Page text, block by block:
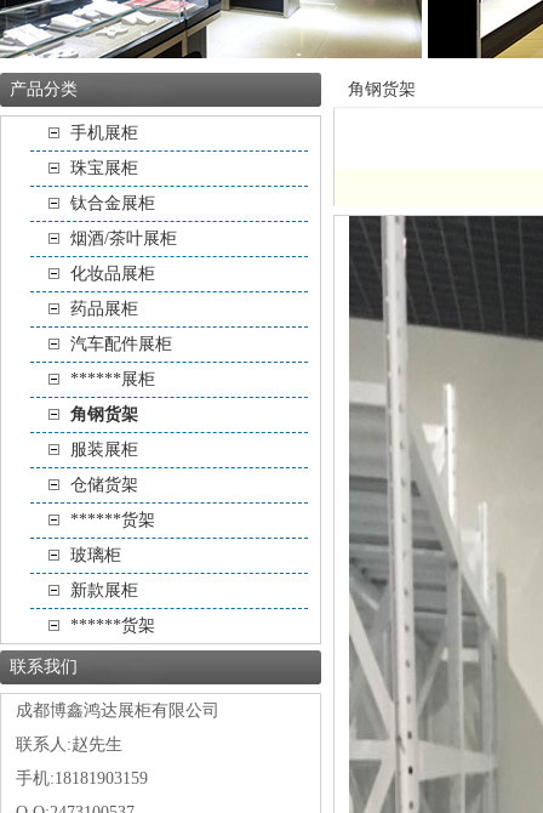
产品分类
手机展柜
珠宝展柜
钛合金展柜
烟酒/茶叶展柜
化妆品展柜
药品展柜
汽车配件展柜
******展柜
角钢货架
服装展柜
仓储货架
******货架
玻璃柜
新款展柜
******货架
联系我们
成都博鑫鸿达展柜有限公司
联系人:赵先生
手机:18181903159
角钢货架